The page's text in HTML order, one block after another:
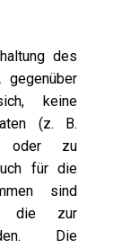
des
keine
(z. B.
oder zu
für die
sind
die zur
Die